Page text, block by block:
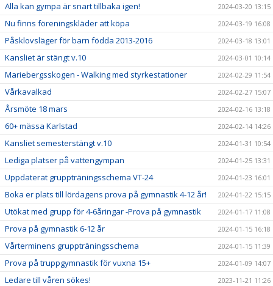
Alla kan gympa är snart tillbaka igen! 2024-03-20 13:15
Nu finns föreningskläder att köpa 2024-03-19 16:08
Påsklovsläger för barn födda 2013-2016 2024-03-18 13:01
Kansliet är stängt v.10 2024-03-01 10:14
Mariebergsskogen - Walking med styrkestationer 2024-02-29 11:54
Vårkavalkad 2024-02-27 15:07
Årsmöte 18 mars 2024-02-16 13:18
60+ mässa Karlstad 2024-02-14 14:26
Kansliet semesterstängt v.10 2024-01-31 10:54
Lediga platser på vattengympan 2024-01-25 13:31
Uppdaterat gruppträningsschema VT-24 2024-01-23 16:01
Boka er plats till lördagens prova på gymnastik 4-12 år! 2024-01-22 15:15
Utökat med grupp för 4-6åringar -Prova på gymnastik 2024-01-17 11:08
Prova på gymnastik 6-12 år 2024-01-15 16:18
Vårterminens gruppträningsschema 2024-01-15 11:39
Prova på truppgymnastik för vuxna 15+ 2024-01-09 14:07
Ledare till våren sökes! 2023-11-21 11:26